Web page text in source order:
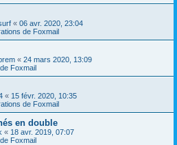
« 06 avr. 2020, 23:04
de Foxmail
« 24 mars 2020, 13:09
Foxmail
« 15 févr. 2020, 10:35
de Foxmail
en double
« 18 avr. 2019, 07:07
Foxmail